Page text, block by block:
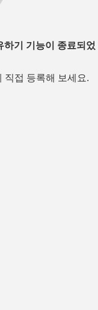
기 기능이 종료되었
직접 등록해 보세요.